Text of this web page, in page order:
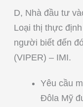
D, Nhà đầu tư
Loại thị thực
người biết đến
(VIPER) – IMI.
Yêu cầu
Đôla Mỹ